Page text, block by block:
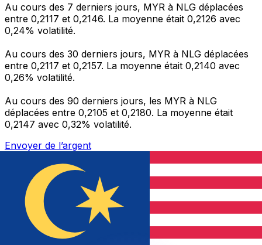
Au cours des 7 derniers jours, MYR à NLG déplacées
entre 0,2117 et 0,2146. La moyenne était 0,2126 avec
0,24% volatilité.
Au cours des 30 derniers jours, MYR à NLG déplacées
entre 0,2117 et 0,2157. La moyenne était 0,2140 avec
0,26% volatilité.
Au cours des 90 derniers jours, les MYR à NLG
déplacées entre 0,2105 et 0,2180. La moyenne était
0,2147 avec 0,32% volatilité.
Envoyer de l’argent
Gérez votre argent et vos devises lorsque vous
êtes en déplacement
L'application Xe réunit toutes les fonctionnalités
nécessaires pour vos transferts d'argent internationaux
et la gestion de vos devises. Convertissez des devises,
programmez des alertes de taux et transférez de